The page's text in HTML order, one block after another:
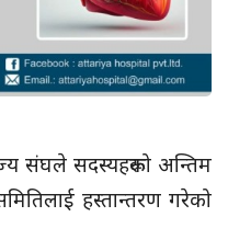
संघले सदस्यहरूको अन्तिम
हस्तान्तरण गरेको